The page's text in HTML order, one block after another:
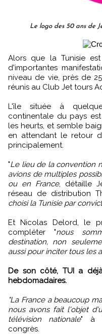
Le logo des 50 ans de
Alors que la Tunisie est touchée sur le continent par
d'importantes
niveau de vie, près de
réunis au Club Jet tours
L'île située à
continentale du pays
les heurts, et semble
en attendant le retour
principalement.
"Le lieu de la convention
avions de multiples
ou en France, détaille
réseau de distribution
choisi la Tunisie par
Et Nicolas Delord, le
compléter "nous
destination, non
aussi pour inciter tous les
De son côté, TUI a
hebdomadaires.
"La France a beaucoup
nous avons fait l'objet
télévision nationale" à
congrès.